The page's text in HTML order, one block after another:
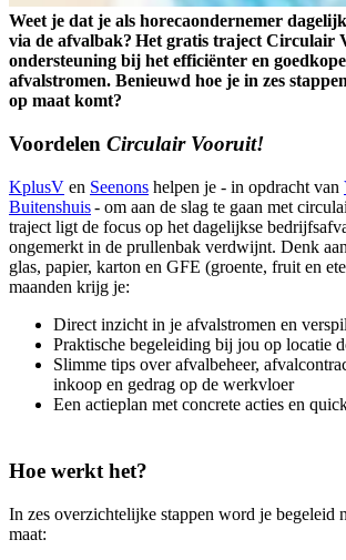
Weet je dat je als horecaondernemer
via de afvalbak? Het gratis traject Circulair
ondersteuning bij het efficiënter en
afvalstromen. Benieuwd hoe je in zes
op maat komt?
Voordelen Circulair Vooruit!
KplusV en Seenons helpen je - in opdracht van
Buitenshuis- om aan de slag te gaan met
traject ligt de focus op het dagelijkse
ongemerkt in de prullenbak verdwijnt. Denk
glas, papier, karton en GFE (groente, fruit en
maanden krijg je:
Direct inzicht in je afvalstromen en
Praktische begeleiding bij jou op locatie
Slimme tips over afvalbeheer,
inkoop en gedrag op de werkvloer
Een actieplan met concrete acties en
Hoe werkt het?
In zes overzichtelijke stappen word je begeleid
maat: